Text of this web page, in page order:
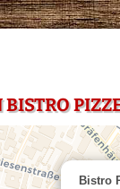
Bistro